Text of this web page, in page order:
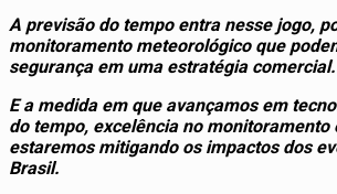
A previsão do tempo entra nesse jogo,
monitoramento meteorológico que
segurança em uma estratégia comercial.
E a medida em que avançamos em
do tempo, excelência no monitoramento
estaremos mitigando os impactos dos
Brasil.